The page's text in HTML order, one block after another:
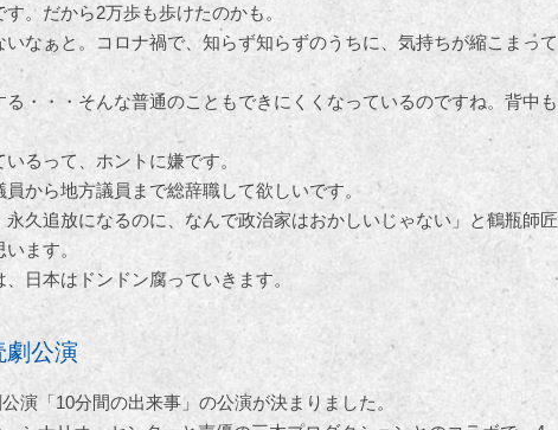
。だから2万歩も歩けたのかも。
なぁと。コロナ禍で、知らず知らずのうちに、気持ちが縮こまって
・・・そんな普通のこともできにくくなっているのですね。背中も
るって、ホントに嫌です。
から地方議員まで総辞職して欲しいです。
永久追放になるのに、なんで政治家はおかしいじゃない」と鶴瓶師匠
ます。
日本はドンドン腐っていきます。
劇公演
演「10分間の出来事」の公演が決まりました。